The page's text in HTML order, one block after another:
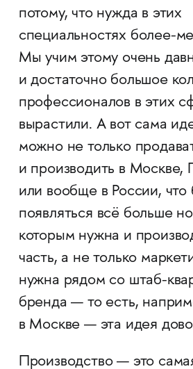
потому, что нужда в этих
специальностях более-
Мы учим этому очень
и достаточно большое
профессионалов в этих
вырастили. А вот сама
можно не только
и производить в Москве,
или вообще в России, что
появляться всё больше
которым нужна и
часть, а не только
нужна рядом со штаб-
бренда — то есть,
в Москве — эта идея
Производство — это